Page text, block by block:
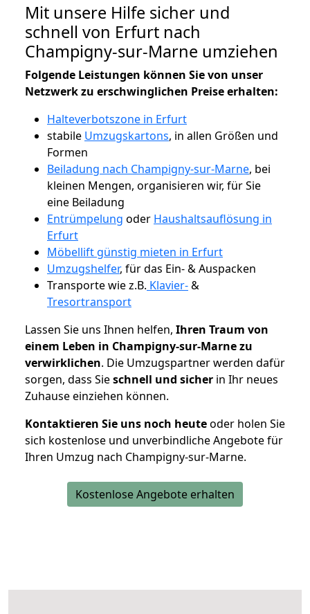
Mit unsere Hilfe sicher und
schnell von Erfurt nach
Champigny-sur-Marne umziehen
Folgende Leistungen können Sie von unser
Netzwerk zu erschwinglichen Preise erhalten:
Halteverbotszone in Erfurt
stabile Umzugskartons, in allen Größen und
Formen
Beiladung nach Champigny-sur-Marne, bei
kleinen Mengen, organisieren wir, für Sie
eine Beiladung
Entrümpelung oder Haushaltsauflösung in
Erfurt
Möbellift günstig mieten in Erfurt
Umzugshelfer, für das Ein- & Auspacken
Transporte wie z.B. Klavier-&
Tresortransport
Lassen Sie uns Ihnen helfen, Ihren Traum von
einem Leben in Champigny-sur-Marne zu
verwirklichen. Die Umzugspartner werden dafür
sorgen, dass Sieschnell und sicher in Ihr neues
Zuhause einziehen können.
Kontaktieren Sie uns noch heuteoder holen Sie
sich kostenlose und unverbindliche Angebote für
Ihren Umzug nach Champigny-sur-Marne.
Kostenlose Angebote erhalten